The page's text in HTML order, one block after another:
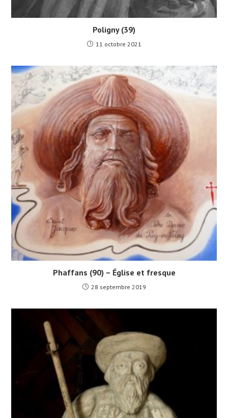
Poligny (39)
11 octobre 2021
Phaffans (90) – Église et fresque
28 septembre 2019